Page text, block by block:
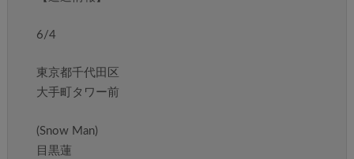
6/4
東京都千代田区
大手町タワー前
(Snow Man)
目黒蓮